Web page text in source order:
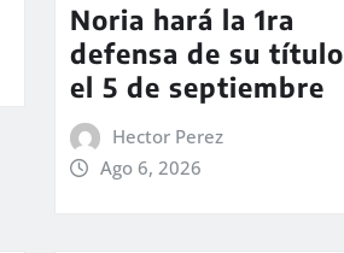
Noria hará la 1ra
defensa de su título
el 5 de septiembre
Hector Perez
Ago 6, 2026